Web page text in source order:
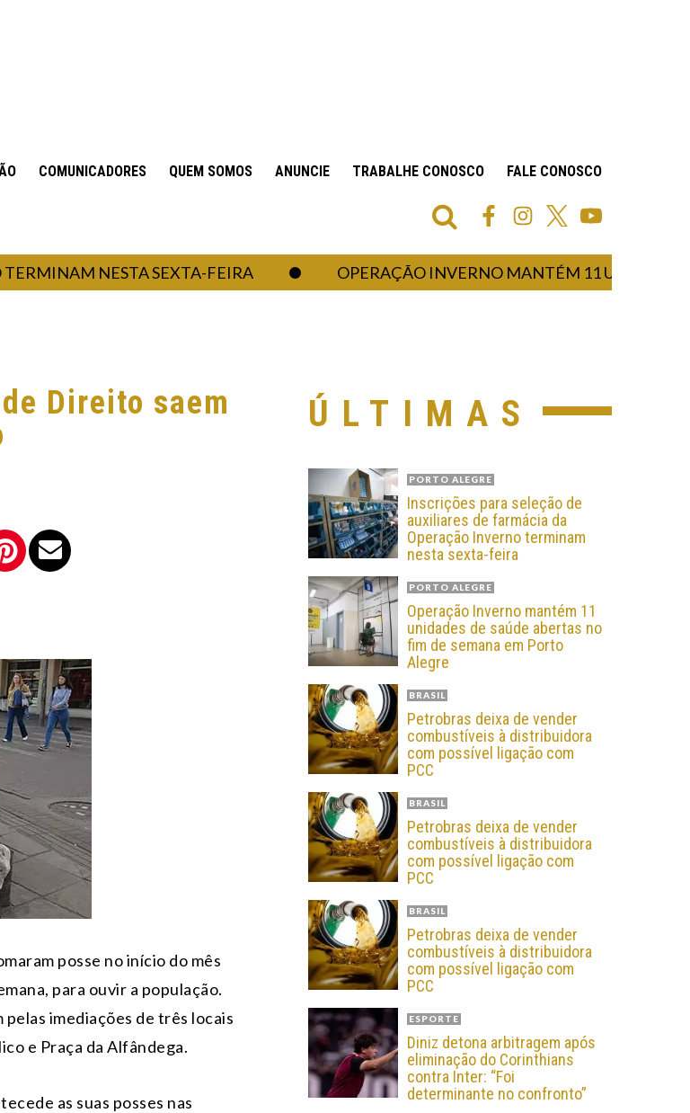
COMUNICADORES QUEM SOMOS ANUNCIE TRABALHE CONOSCO FALE CONOSCO
NESTA SEXTA-FEIRA OPERAÇÃO INVERNO MANTÉM 11 UNIDADES DE
Direito saem
posse no início do mês
para ouvir a população.
imediações de três locais
e Praça da Alfândega.
as suas posses nas
ÚLTIMAS
PORTO ALEGRE
Inscrições para seleção de
auxiliares de farmácia da
Operação Inverno terminam
nesta sexta-feira
PORTO ALEGRE
Operação Inverno mantém 11
unidades de saúde abertas no
fim de semana em Porto
Alegre
BRASIL
Petrobras deixa de vender
combustíveis à distribuidora
com possível ligação com
PCC
BRASIL
Petrobras deixa de vender
combustíveis à distribuidora
com possível ligação com
PCC
BRASIL
Petrobras deixa de vender
combustíveis à distribuidora
com possível ligação com
PCC
ESPORTE
Diniz detona arbitragem após
eliminação do Corinthians
contra Inter: “Foi
determinante no confronto”